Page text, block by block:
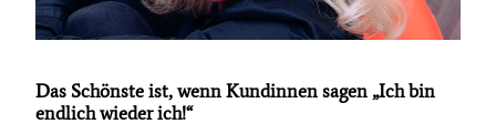
Das Schönste ist, wenn Kundinnen sagen „Ich bin
endlich wieder ich!“